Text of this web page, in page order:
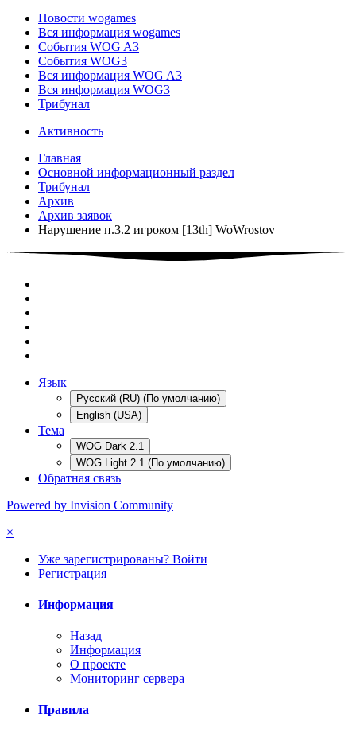
Новости wogames
Вся информация wogames
События WOG A3
События WOG3
Вся информация WOG A3
Вся информация WOG3
Трибунал
Активность
Главная
Основной информационный раздел
Трибунал
Архив
Архив заявок
Нарушение п.3.2 игроком [13th] WoWrostov
Язык
Русский (RU) (По умолчанию)
English (USA)
Тема
WOG Dark 2.1
WOG Light 2.1 (По умолчанию)
Обратная связь
Powered by Invision Community
×
Уже зарегистрированы? Войти
Регистрация
Информация
Назад
Информация
О проекте
Мониторинг сервера
Правила